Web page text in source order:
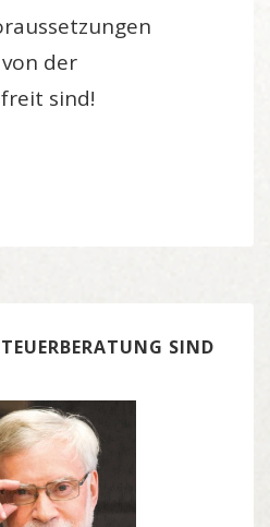
der
sind!
SIND